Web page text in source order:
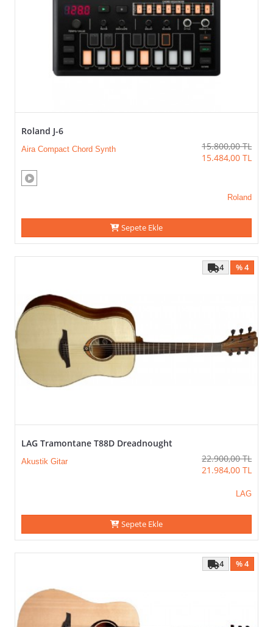
Roland J-6
Aira Compact Chord Synth 15.800,00 TL
15.484,00 TL
Roland
Sepete Ekle
% 4
4
LAG Tramontane T88D Dreadnought
Akustik Gitar 22.900,00 TL
21.984,00 TL
LAG
Sepete Ekle
% 4
4